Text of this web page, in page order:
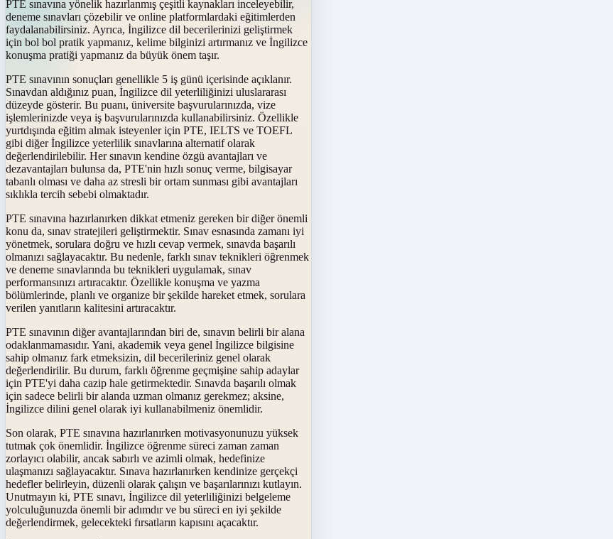
PTE sınavına yönelik hazırlanmış çeşitli kaynakları inceleyebilir,
deneme sınavları çözebilir ve online platformlardaki eğitimlerden
faydalanabilirsiniz. Ayrıca, İngilizce dil becerilerinizi geliştirmek
için bol bol pratik yapmanız, kelime bilginizi artırmanız ve İngilizce
konuşma pratiği yapmanız da büyük önem taşır.
PTE sınavının sonuçları genellikle 5 iş günü içerisinde açıklanır.
Sınavdan aldığınız puan, İngilizce dil yeterliliğinizi uluslararası
düzeyde gösterir. Bu puanı, üniversite başvurularınızda, vize
işlemlerinizde veya iş başvurularınızda kullanabilirsiniz. Özellikle
yurtdışında eğitim almak isteyenler için PTE, IELTS ve TOEFL
gibi diğer İngilizce yeterlilik sınavlarına alternatif olarak
değerlendirilebilir. Her sınavın kendine özgü avantajları ve
dezavantajları bulunsa da, PTE'nin hızlı sonuç verme, bilgisayar
tabanlı olması ve daha az stresli bir ortam sunması gibi avantajları
sıklıkla tercih sebebi olmaktadır.
PTE sınavına hazırlanırken dikkat etmeniz gereken bir diğer önemli
konu da, sınav stratejileri geliştirmektir. Sınav esnasında zamanı iyi
yönetmek, sorulara doğru ve hızlı cevap vermek, sınavda başarılı
olmanızı sağlayacaktır. Bu nedenle, farklı sınav teknikleri öğrenmek
ve deneme sınavlarında bu teknikleri uygulamak, sınav
performansınızı artıracaktır. Özellikle konuşma ve yazma
bölümlerinde, planlı ve organize bir şekilde hareket etmek, sorulara
verilen yanıtların kalitesini artıracaktır.
PTE sınavının diğer avantajlarından biri de, sınavın belirli bir alana
odaklanmamasıdır. Yani, akademik veya genel İngilizce bilgisine
sahip olmanız fark etmeksizin, dil becerileriniz genel olarak
değerlendirilir. Bu durum, farklı öğrenme geçmişine sahip adaylar
için PTE'yi daha cazip hale getirmektedir. Sınavda başarılı olmak
için sadece belirli bir alanda uzman olmanız gerekmez; aksine,
İngilizce dilini genel olarak iyi kullanabilmeniz önemlidir.
Son olarak, PTE sınavına hazırlanırken motivasyonunuzu yüksek
tutmak çok önemlidir. İngilizce öğrenme süreci zaman zaman
zorlayıcı olabilir, ancak sabırlı ve azimli olmak, hedefinize
ulaşmanızı sağlayacaktır. Sınava hazırlanırken kendinize gerçekçi
hedefler belirleyin, düzenli olarak çalışın ve başarılarınızı kutlayın.
Unutmayın ki, PTE sınavı, İngilizce dil yeterliliğinizi belgeleme
yolculuğunuzda önemli bir adımdır ve bu süreci en iyi şekilde
değerlendirmek, gelecekteki fırsatların kapısını açacaktır.